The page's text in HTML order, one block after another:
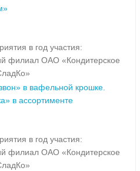
в год участия:
филиал ОАО «Кондитерское
в вафельной крошке.
в ассортименте
в год участия:
филиал ОАО «Кондитерское